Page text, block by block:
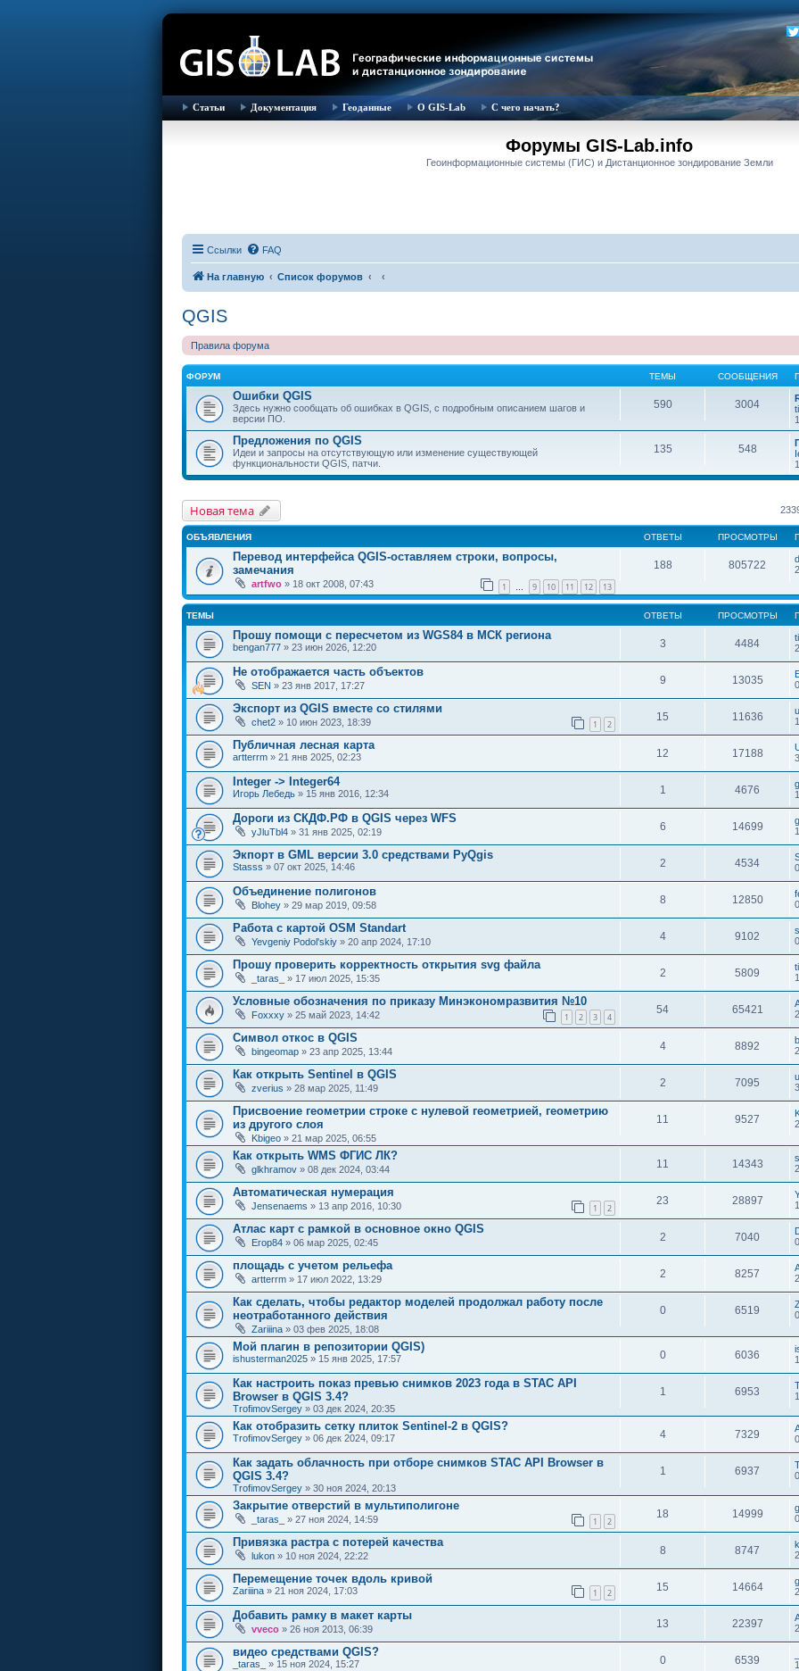
Статьи Документация Геоданные О GIS-Lab С чего начать?
Форумы GIS-Lab.info
Геоинформационные системы (ГИС) и Дистанционное зондирование Земли
Ссылки FAQ
На главную Список форумов
QGIS
Правила форума
ФОРУМ ТЕМЫ СООБЩЕНИЯ
Ошибки QGIS
Здесь нужно сообщать об ошибках в QGIS, с подробным описанием шагов и
версии ПО.
590 3004
Предложения по QGIS
Идеи и запросы на отсутствующую или изменение существующей
функциональности QGIS, патчи.
135 548
Новая тема
ОБЪЯВЛЕНИЯ ОТВЕТЫ ПРОСМОТРЫ
Перевод интерфейса QGIS-оставляем строки, вопросы,
замечания
artfwo » 18 окт 2008, 07:43 1 … 9 10 11 12 13
188 805722
ТЕМЫ ОТВЕТЫ ПРОСМОТРЫ
Прошу помощи с пересчетом из WGS84 в МСК региона
bengan777 » 23 июн 2026, 12:20 3 4484
Не отображается часть объектов
SEN » 23 янв 2017, 17:27 9 13035
Экспорт из QGIS вместе со стилями
chet2 » 10 июн 2023, 18:39 1 2
15 11636
Публичная лесная карта
artterrm » 21 янв 2025, 02:23 12 17188
Integer -> Integer64
Игорь Лебедь » 15 янв 2016, 12:34 1 4676
Дороги из СКДФ.РФ в QGIS через WFS
yJluTbl4 » 31 янв 2025, 02:19 6 14699
Экпорт в GML версии 3.0 средствами PyQgis
Stasss » 07 окт 2025, 14:46 2 4534
Объединение полигонов
Blohey » 29 мар 2019, 09:58 8 12850
Работа с картой OSM Standart
Yevgeniy Podol'skiy » 20 апр 2024, 17:10 4 9102
Прошу проверить корректность открытия svg файла
_taras_ » 17 июл 2025, 15:35 2 5809
Условные обозначения по приказу Минэкономразвития №10
Foxxxy » 25 май 2023, 14:42 1 2 3 4
54 65421
Символ откос в QGIS
bingeomap » 23 апр 2025, 13:44 4 8892
Как открыть Sentinel в QGIS
zverius » 28 мар 2025, 11:49 2 7095
Присвоение геометрии строке с нулевой геометрией, геометрию
из другого слоя
Kbigeo » 21 мар 2025, 06:55
11 9527
Как открыть WMS ФГИС ЛК?
glkhramov » 08 дек 2024, 03:44 11 14343
Автоматическая нумерация
Jensenaems » 13 апр 2016, 10:30 1 2
23 28897
Атлас карт с рамкой в основное окно QGIS
Егор84 » 06 мар 2025, 02:45 2 7040
площадь с учетом рельефа
artterrm » 17 июл 2022, 13:29 2 8257
Как сделать, чтобы редактор моделей продолжал работу после
неотработанного действия
Zariiina » 03 фев 2025, 18:08
0 6519
Мой плагин в репозитории QGIS)
ishusterman2025 » 15 янв 2025, 17:57 0 6036
Как настроить показ превью снимков 2023 года в STAC API
Browser в QGIS 3.4?
TrofimovSergey » 03 дек 2024, 20:35
1 6953
Как отобразить сетку плиток Sentinel-2 в QGIS?
TrofimovSergey » 06 дек 2024, 09:17 4 7329
Как задать облачность при отборе снимков STAC API Browser в
QGIS 3.4?
TrofimovSergey » 30 ноя 2024, 20:13
1 6937
Закрытие отверстий в мультиполигоне
_taras_ » 27 ноя 2024, 14:59 1 2
18 14999
Привязка растра с потерей качества
lukon » 10 ноя 2024, 22:22 8 8747
Перемещение точек вдоль кривой
Zariiina » 21 ноя 2024, 17:03 1 2
15 14664
Добавить рамку в макет карты
vveco » 26 ноя 2013, 06:39 13 22397
видео средствами QGIS?
_taras_ » 15 ноя 2024, 15:27 0 6539